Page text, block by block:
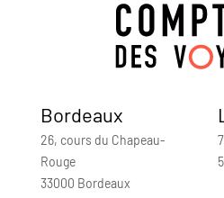
Bordeaux
26, cours du Chapeau-
Rouge
33000 Bordeaux